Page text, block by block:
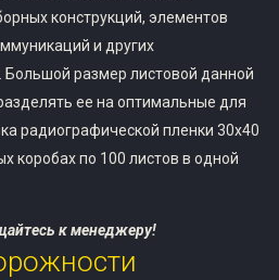
конструкций, элементов
и других
Большой размер листовой данной
ее на оптимальные для
радиографической пленки 30х40
коробах по 100 листов в одной
к менеджеру!